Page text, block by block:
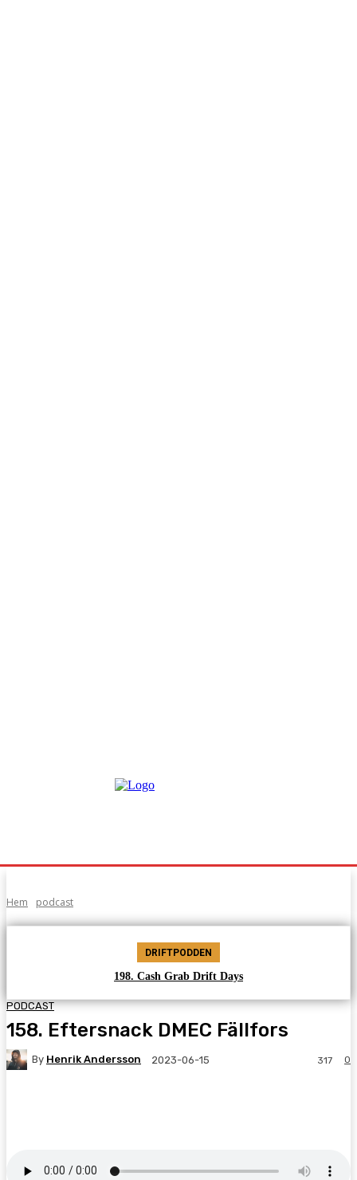
Hem podcast
DRIFTPODDEN
198. Cash Grab Drift Days
PODCAST
158. Eftersnack DMEC Fällfors
By Henrik Andersson 2023-06-15 0
317